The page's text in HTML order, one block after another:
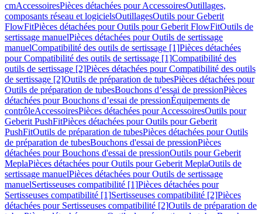
cmAccessoiresPièces détachées pour AccessoiresOutillages,
composants réseau et logicielsOutillagesOutils pour Geberit
FlowFitPièces détachées pour Outils pour Geberit FlowFitOutils de
sertissage manuelPièces détachées pour Outils de sertissage
manuelCompatibilité des outils de sertissage [1]Pièces détachées
pour Compatibilité des outils de sertissage [1]Compatibilité des
outils de sertissage [2]Pièces détachées pour Compatibilité des outils
de sertissage [2]Outils de préparation de tubesPièces détachées pour
Outils de préparation de tubesBouchons d’essai de pressionPièces
détachées pour Bouchons d’essai de pressionÉquipements de
contrôleAccessoiresPièces détachées pour AccessoiresOutils pour
Geberit PushFitPièces détachées pour Outils pour Geberit
PushFitOutils de préparation de tubesPièces détachées pour Outils
de préparation de tubesBouchons d'essai de pressionPièces
détachées pour Bouchons d'essai de pressionOutils pour Geberit
MeplaPièces détachées pour Outils pour Geberit MeplaOutils de
sertissage manuelPièces détachées pour Outils de sertissage
manuelSertisseuses compatibilité [1]Pièces détachées pour
Sertisseuses compatibilité [1]Sertisseuses compatibilité [2]Pièces
détachées pour Sertisseuses compatibilité [2]Outils de préparation de